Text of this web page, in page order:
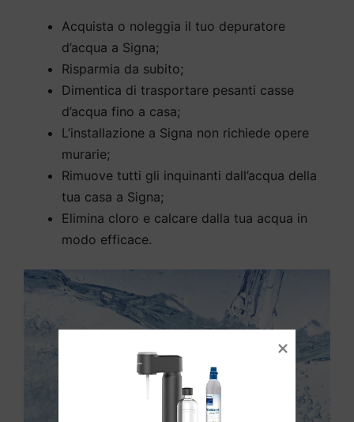
Acquista o noleggia il tuo depuratore
d’acqua a Signa;
Risparmia da subito;
Dimentica di trasportare pesanti casse
d’acqua fino a casa;
L’installazione a Signa non richiede opere
murarie;
Rimuove tutti gli inquinanti dall’acqua della
tua casa a Signa;
Elimina cloro e calcare dalla tua acqua in
modo efficace.